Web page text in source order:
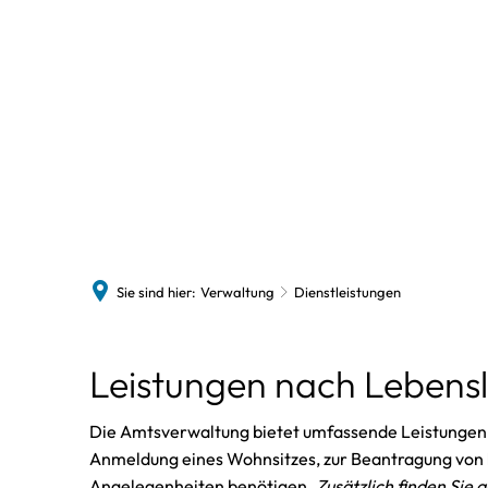
Sie sind hier: Verwaltung Dienstleistungen
Dienstleistungen
Leistungen nach
Die Amtsverwaltung bietet umfassende
Anmeldung eines Wohnsitzes, zur Beantragung